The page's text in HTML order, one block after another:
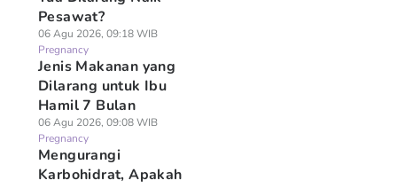
Pesawat?
06 Agu 2026, 09:18 WIB
Pregnancy
Jenis Makanan yang
Dilarang untuk Ibu
Hamil 7 Bulan
06 Agu 2026, 09:08 WIB
Pregnancy
Mengurangi
Karbohidrat, Apakah